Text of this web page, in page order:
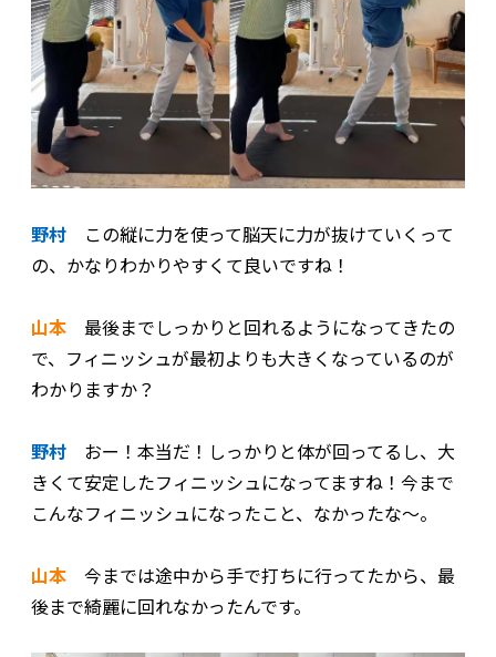
野村 この縦に力を使って脳天に力が抜けていくって
の、かなりわかりやすくて良いですね！
山本 最後までしっかりと回れるようになってきたの
で、フィニッシュが最初よりも大きくなっているのが
わかりますか？
野村 おー！本当だ！しっかりと体が回ってるし、大
きくて安定したフィニッシュになってますね！今まで
こんなフィニッシュになったこと、なかったな～。
山本 今までは途中から手で打ちに行ってたから、最
後まで綺麗に回れなかったんです。